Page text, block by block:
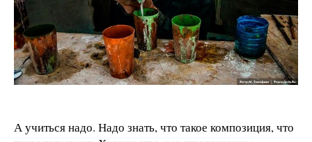
А учиться надо. Надо знать, что такое композиция, что